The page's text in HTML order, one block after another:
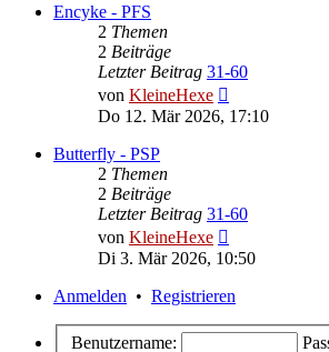
Encyke - PFS
2 Themen
2 Beiträge
Letzter Beitrag 31-60
von KleineHexe
Beitrag
Do 12. Mär 2026, 17:10
Butterfly - PSP
2 Themen
2 Beiträge
Letzter Beitrag 31-60
von KleineHexe
Beitrag
Di 3. Mär 2026, 10:50
Anmelden • Registrieren
Benutzername: